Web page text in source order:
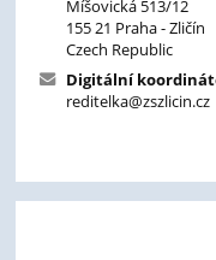
Míšovická 513/12
155 21 Praha - Zličín
Czech Republic
Digitální
reditelka@zszlicin.cz